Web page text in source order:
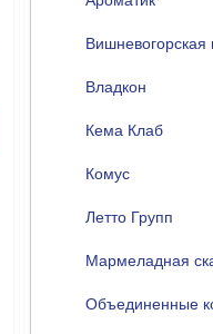
Вишневогорская
Владкон
Кема Клаб
Комус
Летто Групп
Мармеладная
Объединенные